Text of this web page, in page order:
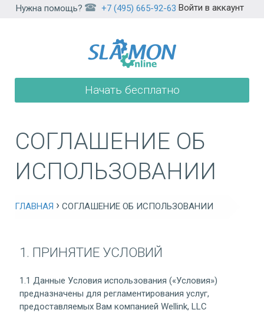
Нужна помощь? +7 (495) 665-92-63 Войти в аккаунт
Начать бесплатно
СОГЛАШЕНИЕ ОБ
ИСПОЛЬЗОВАНИИ
ГЛАВНАЯ › СОГЛАШЕНИЕ ОБ ИСПОЛЬЗОВАНИИ
1. ПРИНЯТИЕ УСЛОВИЙ
1.1 Данные Условия использования («Условия»)
предназначены для регламентирования услуг,
предоставляемых Вам компанией Wellink, LLC